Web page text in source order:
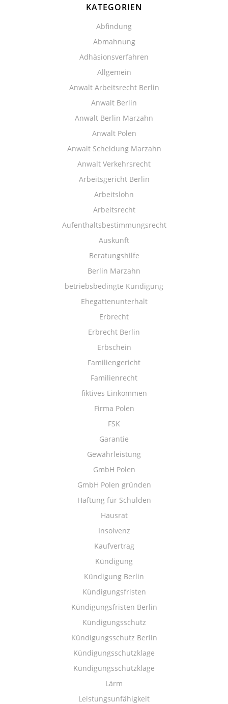
KATEGORIEN
Abfindung
Abmahnung
Adhäsionsverfahren
Allgemein
Anwalt Arbeitsrecht Berlin
Anwalt Berlin
Anwalt Berlin Marzahn
Anwalt Polen
Anwalt Scheidung Marzahn
Anwalt Verkehrsrecht
Arbeitsgericht Berlin
Arbeitslohn
Arbeitsrecht
Aufenthaltsbestimmungsrecht
Auskunft
Beratungshilfe
Berlin Marzahn
betriebsbedingte Kündigung
Ehegattenunterhalt
Erbrecht
Erbrecht Berlin
Erbschein
Familiengericht
Familienrecht
fiktives Einkommen
Firma Polen
FSK
Garantie
Gewährleistung
GmbH Polen
GmbH Polen gründen
Haftung für Schulden
Hausrat
Insolvenz
Kaufvertrag
Kündigung
Kündigung Berlin
Kündigungsfristen
Kündigungsfristen Berlin
Kündigungsschutz
Kündigungsschutz Berlin
Kündigungsschutzklage
Kündigungsschutzklage
Lärm
Leistungsunfähigkeit